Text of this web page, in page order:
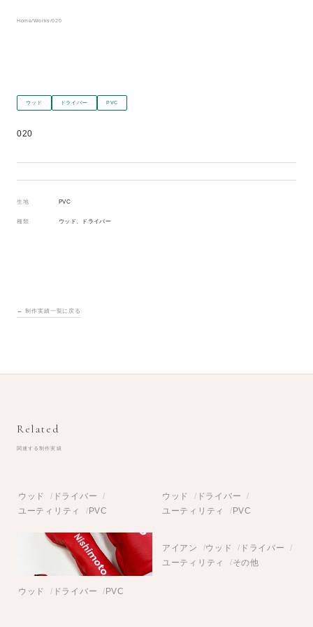
Home/Works /020
ウッド ドライバー PVC
020
生地 PVC
種類 ウッド、ドライバー
← 制作実績一覧に戻る
Related
関連する制作実績
ウッド
ドライバー
ユーティリティ
PVC
ウッド
ドライバー
ユーティリティ
PVC
ウッド ドライバー PVC
アイアン ウッド
ドライバー
ユーティリティ
その他